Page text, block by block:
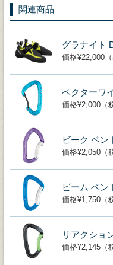
関連商品
グラナイト
価格¥22,000（
ベクターワ
価格¥2,000（
ビーク ベン
価格¥2,050（
ビーム ベン
価格¥1,750（
リアクショ
価格¥2,145（